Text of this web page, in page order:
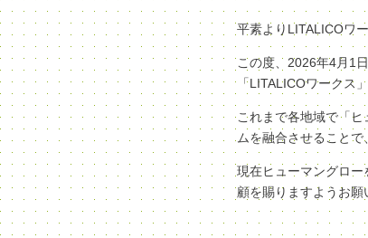
平素よりLITALICOワ
この度、2026年4月1
「LITALICOワークス
これまで各地域で「
ムを融合させること
現在ヒューマングロ
顧を賜りますようお願